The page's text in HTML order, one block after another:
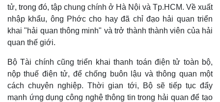
Khởi nghiệp
Tiêu dùng
Tỷ giá
Chứng khoán
Giá cà phê
tử, trong đó, tập chung chính ở Hà Nội và Tp.HCM. Về xuất
nhập khẩu, ông Phớc cho hay đã chỉ đạo hải quan triển
khai "hải quan thông minh" và trở thành thành viên của hải
quan thế giới.
Bộ Tài chính cũng triển khai thanh toán điện tử toàn bộ,
nộp thuế điện tử, để chống buôn lậu và thông quan một
cách chuyên nghiệp. Thời gian tới, Bộ sẽ tiếp tục đẩy
mạnh ứng dụng công nghệ thông tin trong hải quan để tạo